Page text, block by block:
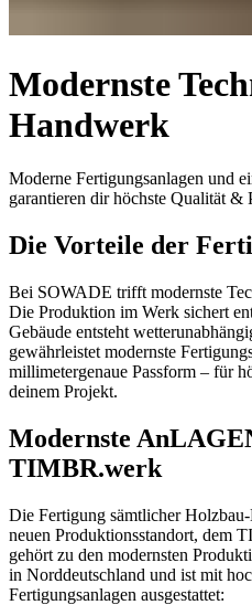
Modernste
Handwerk
Moderne Fertigungsanlagen und
garantieren dir höchste Qualität &
Die Vorteile der
Bei SOWADE trifft modernste
Die Produktion im Werk sichert
Gebäude entsteht
gewährleistet modernste
millimetergenaue Passform – für
deinem Projekt.
Modernste
TIMBR.werk
Die Fertigung sämtlicher
neuen Produktionsstandort, dem
gehört zu den modernsten
in Norddeutschland und ist mit
Fertigungsanlagen ausgestattet: